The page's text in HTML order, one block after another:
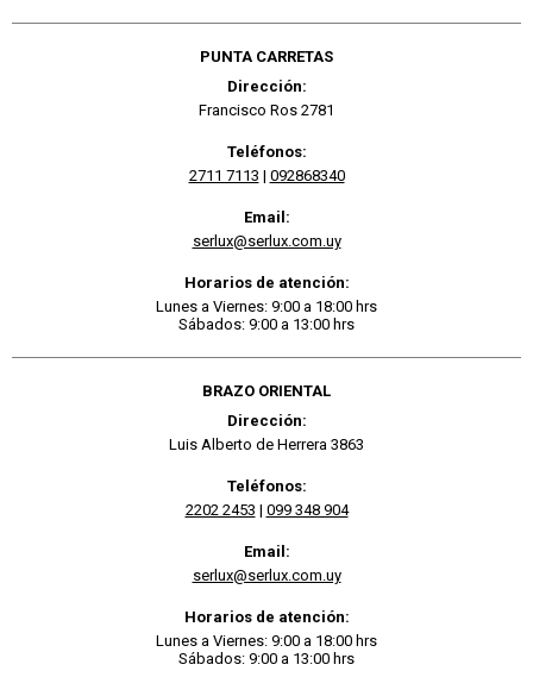
PUNTA CARRETAS
Dirección:
Francisco Ros 2781
Teléfonos:
2711 7113 | 092868340
Email:
serlux@serlux.com.uy
Horarios de atención:
Lunes a Viernes: 9:00 a 18:00 hrs
Sábados: 9:00 a 13:00 hrs
BRAZO ORIENTAL
Dirección:
Luis Alberto de Herrera 3863
Teléfonos:
2202 2453 | 099 348 904
Email:
serlux@serlux.com.uy
Horarios de atención:
Lunes a Viernes: 9:00 a 18:00 hrs
Sábados: 9:00 a 13:00 hrs